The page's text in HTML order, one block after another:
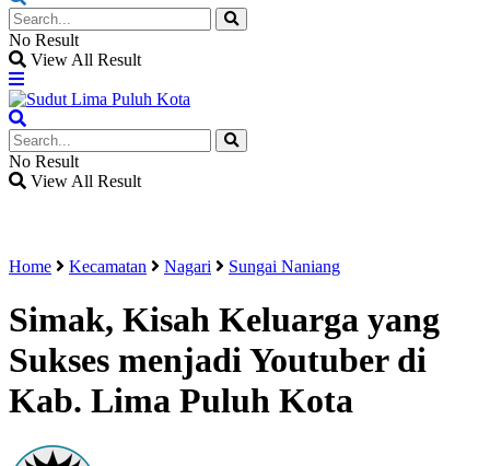
No Result
View All Result
No Result
View All Result
Home Kecamatan Nagari Sungai Naniang
Simak, Kisah Keluarga yang
Sukses menjadi Youtuber di
Kab. Lima Puluh Kota